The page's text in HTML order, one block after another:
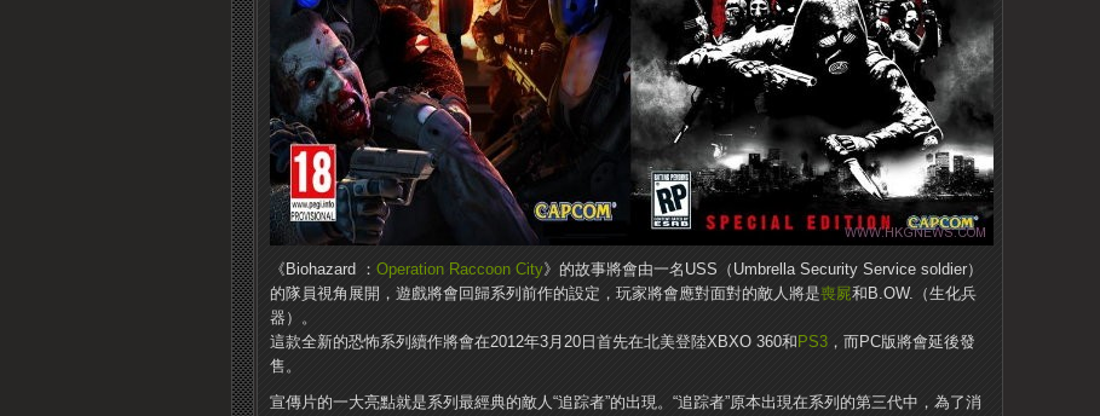
《Biohazard ： Operation Raccoon City》的故事將會由一名USS（Umbrella Security Service soldier）
的隊員視角展開，遊戲將會回歸系列前作的設定，玩家將會應對面對的敵人將是喪屍和B.OW.（生化兵
器）。
這款全新的恐怖系列續作將會在2012年3月20日首先在北美登陸XBXO 360和 PS3 ，而PC版將會延後發
售。
宣傳片的一大亮點就是系列最經典的敵人“追踪者”的出現。 “追踪者”原本出現在系列的第三代中，為了消